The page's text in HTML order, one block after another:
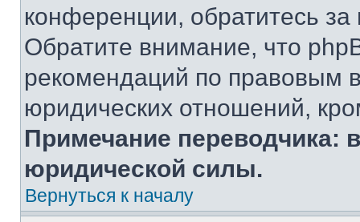
конференции, обратитесь
Обратите внимание, что
рекомендаций по правовым
юридических отношений,
Примечание переводчика:
юридической силы.
Вернуться к началу